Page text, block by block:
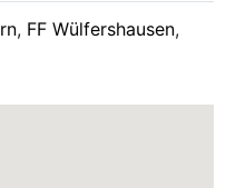
, FF Wülfershausen,